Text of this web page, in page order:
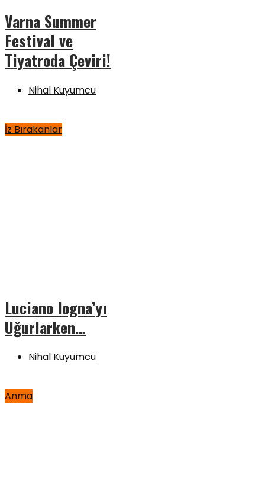
Varna Summer
Festival ve
Tiyatroda Çeviri!
Nihal Kuyumcu
İz Bırakanlar
Luciano Iogna’yı
Uğurlarken…
Nihal Kuyumcu
Anma